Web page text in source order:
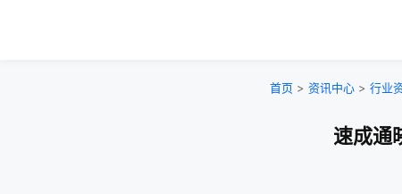
首页 > 资讯中心 > 行业
速成通